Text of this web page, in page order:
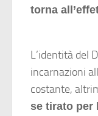
torna
L’identità del
incarnazioni
costante,
se tirato per